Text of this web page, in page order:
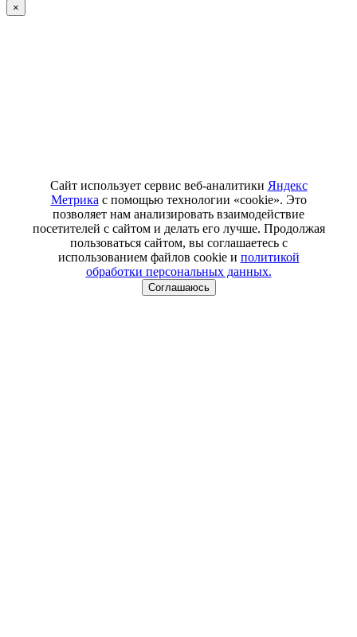
×
Сайт использует сервис веб-аналитики Яндекс
Метрика с помощью технологии «cookie». Это
позволяет нам анализировать взаимодействие
посетителей с сайтом и делать его лучше. Продолжая
пользоваться сайтом, вы соглашаетесь с
использованием файлов cookie и политикой
обработки персональных данных.
Соглашаюсь